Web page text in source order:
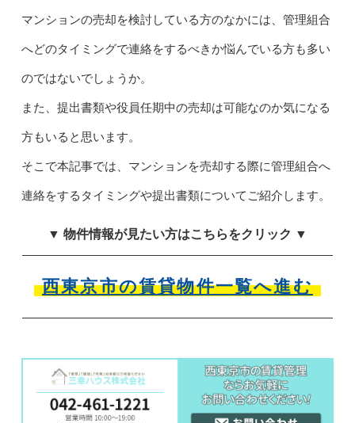
マンションの売却を検討している方のなかには、管理組合
へどのタイミングで連絡をするべきか悩んでいる方も多い
のではないでしょうか。
また、提出書類や役員任期中の売却は可能なのか気になる
方もいると思います。
そこで本記事では、マンションを売却する際に管理組合へ
連絡をするタイミングや提出書類についてご紹介します。
▼ 物件情報が見たい方はこちらをクリック ▼
西東京市の賃貸物件一覧へ進む